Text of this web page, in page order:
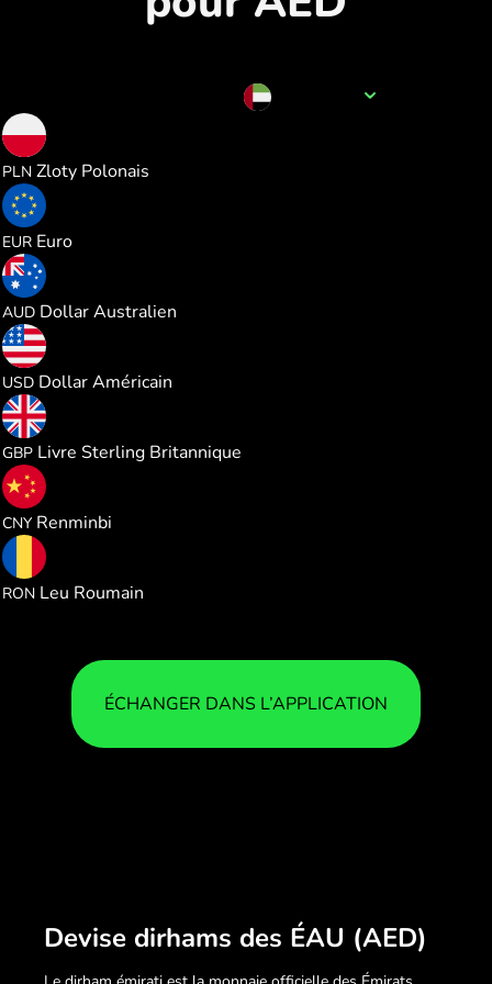
PLN Zloty Polonais
EUR Euro
AUD Dollar Australien
USD Dollar Américain
GBP Livre Sterling Britannique
CNY Renminbi
RON Leu Roumain
ÉCHANGER DANS L’APPLICATION
Devise dirhams des ÉAU (AED)